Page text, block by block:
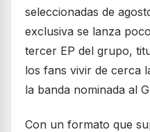
seleccionadas de
exclusiva se lanza
tercer EP del grupo,
los fans vivir de cerca
la banda nominada al
Con un formato que